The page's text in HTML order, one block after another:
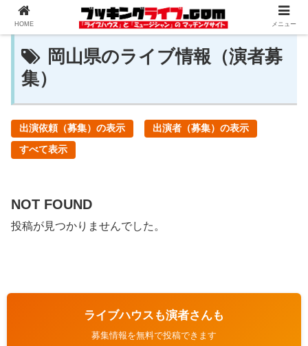
岡山県のライブ情報（演者募
集）
出演依頼（募集）の表示
出演者（募集）の表示
すべて表示
NOT FOUND
投稿が見つかりませんでした。
ライブハウスも演者さんも
募集情報を無料で投稿できます
HOME メニュー